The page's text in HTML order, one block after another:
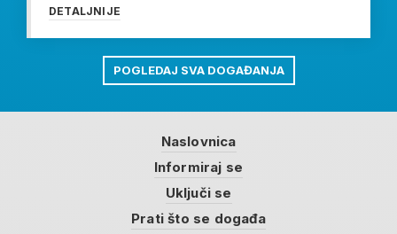
DETALJNIJE
POGLEDAJ SVA DOGAĐANJA
Naslovnica
Informiraj se
Uključi se
Prati što se događa